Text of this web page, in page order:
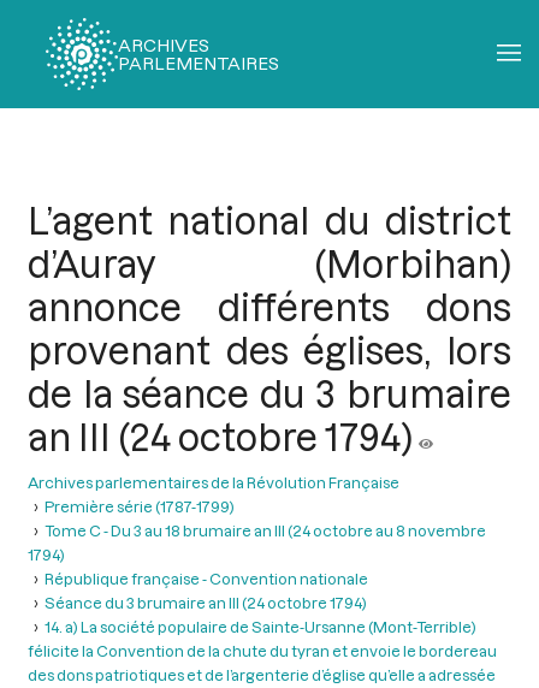
ARCHIVES
PARLEMENTAIRES
L’agent national du district
d’Auray (Morbihan)
annonce différents dons
provenant des églises, lors
de la séance du 3 brumaire
an III (24 octobre 1794)
Archives parlementaires de la Révolution Française
Première série (1787-1799)
Tome C - Du 3 au 18 brumaire an III (24 octobre au 8 novembre
1794)
République française - Convention nationale
Séance du 3 brumaire an III (24 octobre 1794)
14. a) La société populaire de Sainte-Ursanne (Mont-Terrible)
félicite la Convention de la chute du tyran et envoie le bordereau
des dons patriotiques et de l’argenterie d’église qu’elle a adressée